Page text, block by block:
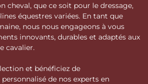
cheval, que ce soit pour le dressage,
équestres variées. En tant que
nous nous engageons à vous
innovants, durables et adaptés aux
cavalier.
et bénéficiez de
de nos experts en